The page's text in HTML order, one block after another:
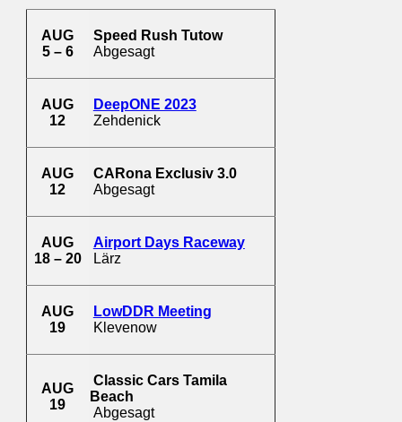
AUG
5 – 6
Speed Rush Tutow
Abgesagt
AUG
12
DeepONE 2023
Zehdenick
AUG
12
CARona Exclusiv 3.0
Abgesagt
AUG
18 – 20
Airport Days Raceway
Lärz
AUG
19
LowDDR Meeting
Klevenow
AUG
19
Classic Cars Tamila
Beach
Abgesagt